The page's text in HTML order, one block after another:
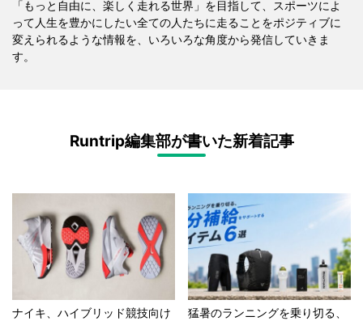
「もっと自由に、楽しく走れる世界」を目指して、スポーツによ
って人生を豊かにしたい全ての人たちに走ることをポジティブに
変えられるような情報を、いろいろな角度から発信していきま
す。
Runtrip編集部が書いた新着記事
ナイキ、ハイブリッド競技向け
猛暑のランニングを乗り切る、